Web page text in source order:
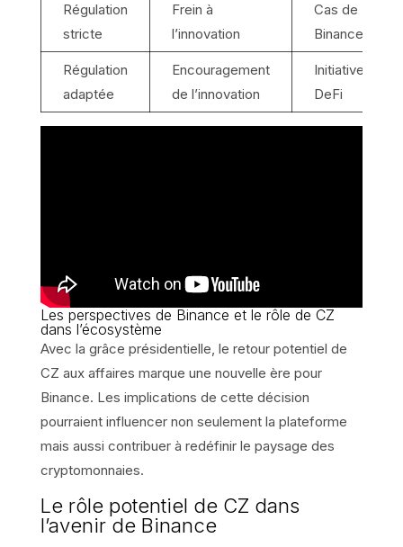
Régulation
stricte
Frein à
l’innovation
Cas de
Binance
Régulation
adaptée
Encouragement
de l’innovation
Initiatives
DeFi
Les perspectives de Binance et le rôle de CZ
dans l’écosystème
Avec la grâce présidentielle, le retour potentiel de
CZ aux affaires marque une nouvelle ère pour
Binance. Les implications de cette décision
pourraient influencer non seulement la plateforme
mais aussi contribuer à redéfinir le paysage des
cryptomonnaies.
Le rôle potentiel de CZ dans
l’avenir de Binance